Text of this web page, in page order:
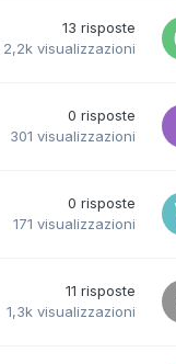
13 risposte
2,2k visualizzazioni
0 risposte
301 visualizzazioni
0 risposte
171 visualizzazioni
11 risposte
1,3k visualizzazioni